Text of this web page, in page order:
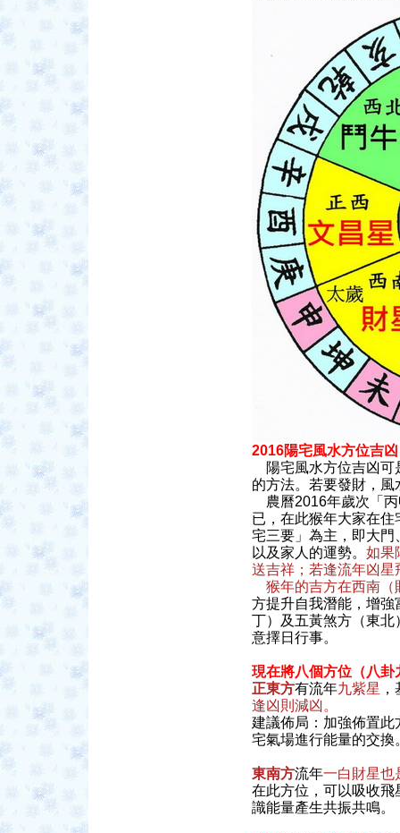
2016陽宅風水方位吉凶
陽宅風水方位吉凶可
的方法。若要發財，
農曆2016年歲次「丙
已，在此猴年大家在
宅三要」為主，即大
以及家人的運勢。 如果
送吉祥；若逢流年凶
猴年的吉方在西南（
方提升自我潛能，增
丁）及五黃煞方（東
意擇日行事。
現在將八個方位（八
正東方有流年九紫星
逢凶則減凶。
建議佈局：加強佈置
宅氣場進行能量的交換
東南方流年一白財星也
在此方位，可以吸收
識能量產生共振共鳴。